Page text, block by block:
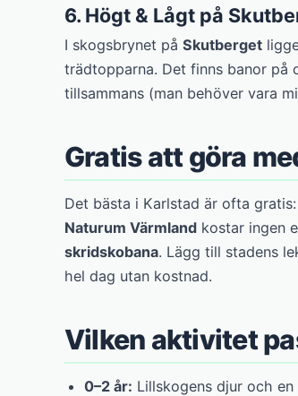
6. Högt & Lågt på
I skogsbrynet på Skutberget
trädtopparna. Det finns banor på
tillsammans (man behöver vara
Gratis att göra
Det bästa i Karlstad är ofta
Naturum Värmland kostar ingen
skridskobana. Lägg till stadens
hel dag utan kostnad.
Vilken aktivitet
0–2 år: Lillskogens djur och